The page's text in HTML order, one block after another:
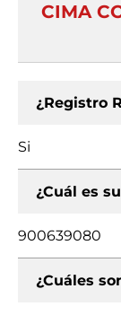
CIMA
¿Registro
Si
¿Cuál es
900639080
¿Cuáles